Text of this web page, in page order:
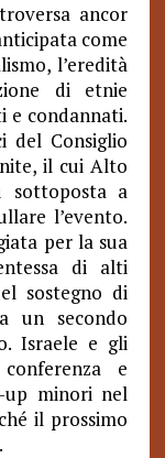
ancor
come
l’eredità
di etnie
e condannati.
del Consiglio
il cui Alto
sottoposta a
l’evento.
per la sua
di alti
sostegno di
un secondo
Israele e gli
e
minori nel
il prossimo